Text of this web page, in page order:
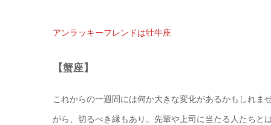
アンラッキーフレンドは牡牛座
【蟹座】
これからの一週間には何か大きな変化があるかもしれ
がら、切るべき縁もあり。先輩や上司に当たる人たち